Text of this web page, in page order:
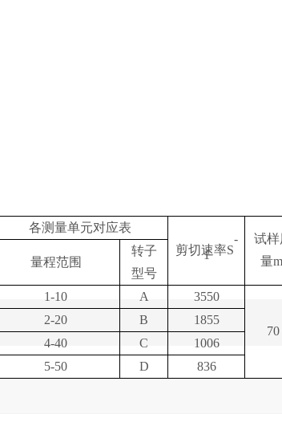
各测量单元对应表
剪切速率S
-
1
试样
量
量程范围
转子
型号
1-10
A 3550
70
2-20 B
1855
4-40
C
1006
5-50
D 836